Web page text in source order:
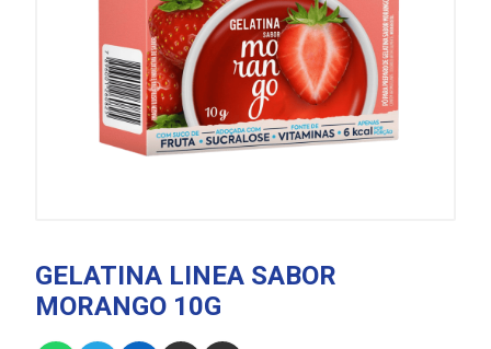
GELATINA LINEA SABOR
MORANGO 10G